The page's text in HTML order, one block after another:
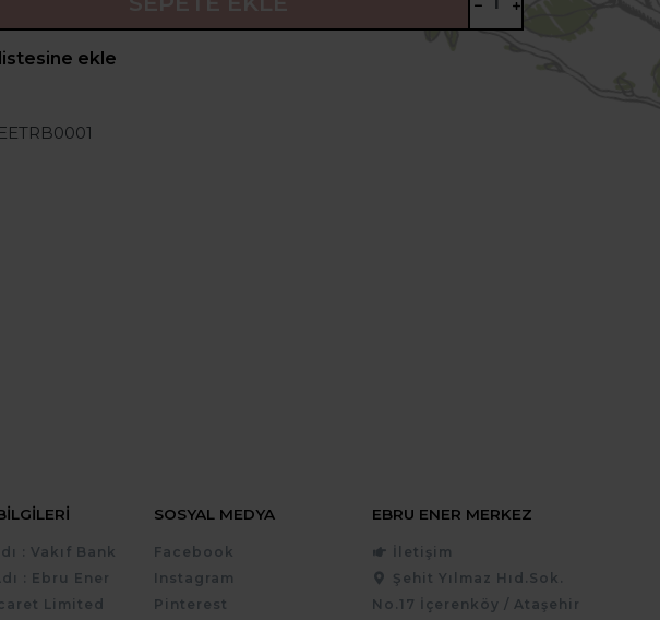
ekle
EETRB0001
: Vakıf Bank
: Ebru Ener
Limited
SOSYAL MEDYA
Facebook
Instagram
Pinterest
EBRU ENER MERKEZ
İletişim
Şehit Yılmaz Hıd.Sok.
No.17 İçerenköy / Ataşehir